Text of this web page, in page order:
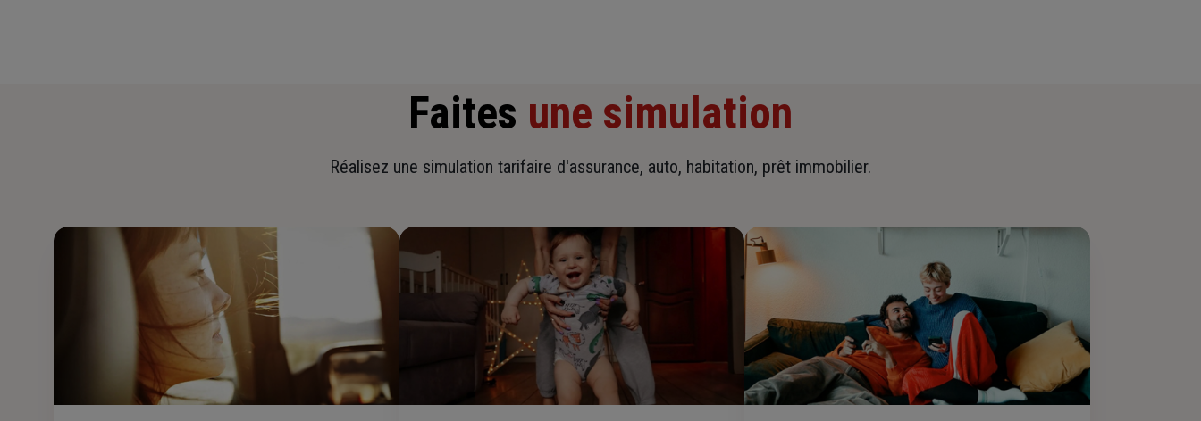
Faites une simulation
Réalisez une simulation tarifaire d'assurance, auto, habitation, prêt immobilier.